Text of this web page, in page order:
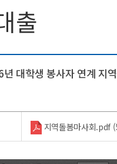
출
대학생 봉사자 연계 지
지역돌봄마사회.pdf